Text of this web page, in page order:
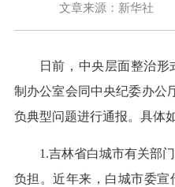
文章来源：新华社
日前，中央层面整治
制办公室会同中央纪委办公
负典型问题进行通报。具体
1.吉林省白城市有关部
负担。近年来，白城市委